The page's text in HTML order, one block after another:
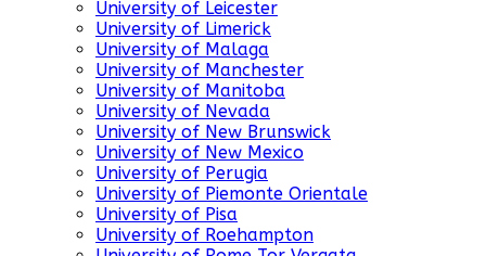
University of Leicester
University of Limerick
University of Malaga
University of Manchester
University of Manitoba
University of Nevada
University of New Brunswick
University of New Mexico
University of Perugia
University of Piemonte Orientale
University of Pisa
University of Roehampton